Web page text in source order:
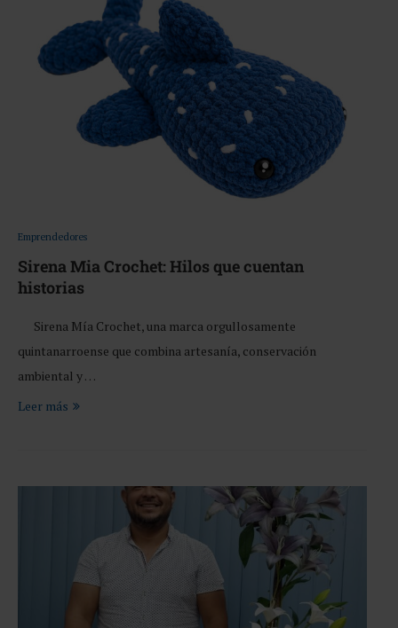
Emprendedores
Sirena Mia Crochet: Hilos que cuentan
historias
Sirena Mía Crochet, una marca orgullosamente
quintanarroense que combina artesanía, conservación
ambiental y …
Leer más